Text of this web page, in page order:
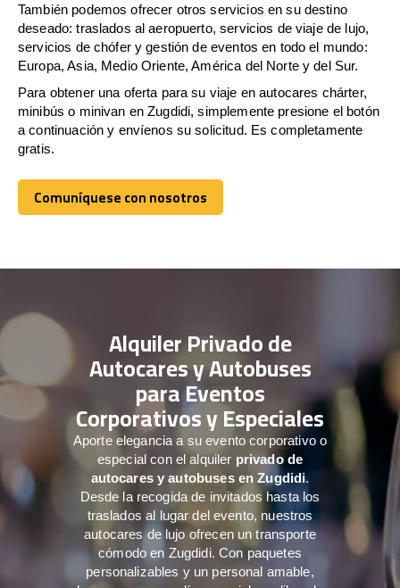
También podemos ofrecer otros servicios en su destino
deseado: traslados al aeropuerto, servicios de viaje de lujo,
servicios de chófer y gestión de eventos en todo el mundo:
Europa, Asia, Medio Oriente, América del Norte y del Sur.
Para obtener una oferta para su viaje en autocares chárter,
minibús o minivan en Zugdidi, simplemente presione el botón
a continuación y envíenos su solicitud. Es completamente
gratis.
Comuníquese con nosotros
Comuníquese con nosotros
Alquiler Privado de
Autocares y Autobuses
para Eventos
Corporativos y Especiales
Aporte elegancia a su evento corporativo o
especial con el alquiler privado de
autocares y autobuses en Zugdidi.
Desde la recogida de invitados hasta los
traslados al lugar del evento, nuestros
autocares de lujo ofrecen un transporte
cómodo en Zugdidi. Con paquetes
personalizables y un personal amable,